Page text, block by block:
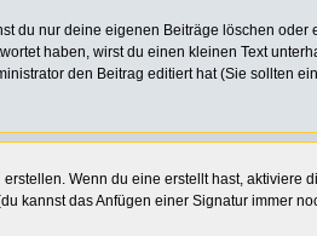
du nur deine eigenen Beiträge löschen
haben, wirst du einen kleinen Text
den Beitrag editiert hat (Sie sollten
Wenn du eine erstellt hast, aktiviere
kannst das Anfügen einer Signatur immer